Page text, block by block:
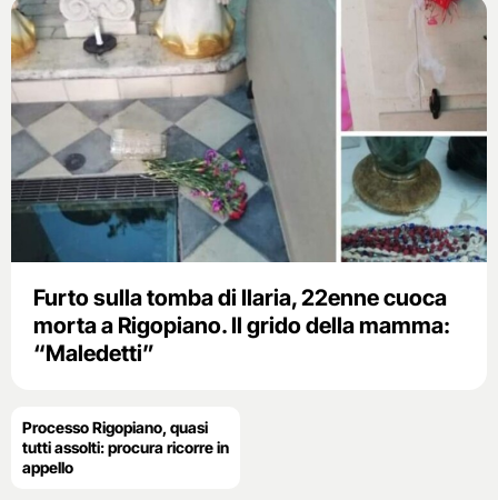
Furto sulla tomba di Ilaria, 22enne cuoca
morta a Rigopiano. Il grido della mamma:
“Maledetti”
Processo Rigopiano, quasi
tutti assolti: procura ricorre in
appello